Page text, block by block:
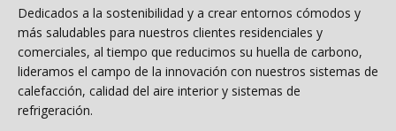
Dedicados a la sostenibilidad y a crear entornos cómodos y
más saludables para nuestros clientes residenciales y
comerciales, al tiempo que reducimos su huella de carbono,
lideramos el campo de la innovación con nuestros sistemas de
calefacción, calidad del aire interior y sistemas de
refrigeración.